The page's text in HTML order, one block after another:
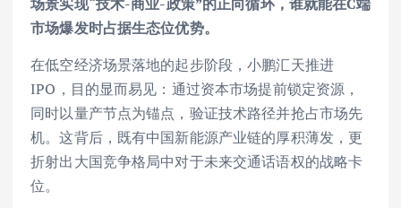
市场爆发时占据生态位优势。
在低空经济场景落地的起步阶段，小鹏汇天推进
IPO，目的显而易见：通过资本市场提前锁定资源，
同时以量产节点为锚点，验证技术路径并抢占市场先
机。这背后，既有中国新能源产业链的厚积薄发，更
折射出大国竞争格局中对于未来交通话语权的战略卡
位。